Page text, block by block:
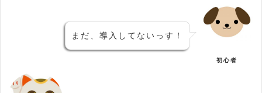
まだ、導入してないっす！
初心者